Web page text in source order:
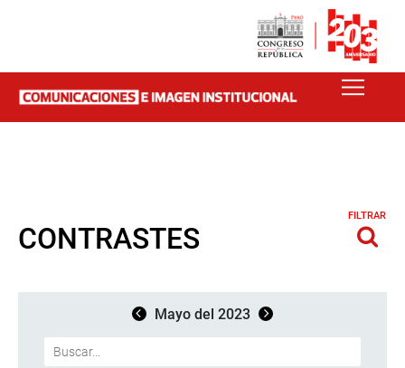
CONTRASTES
FILTRAR
Mayo del 2023